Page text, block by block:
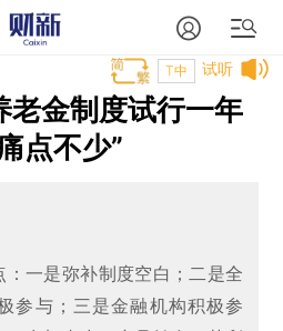
试听
T中
老金制度试行一年
点不少”
一是弥补制度空白；二是全
参与；三是金融机构积极参